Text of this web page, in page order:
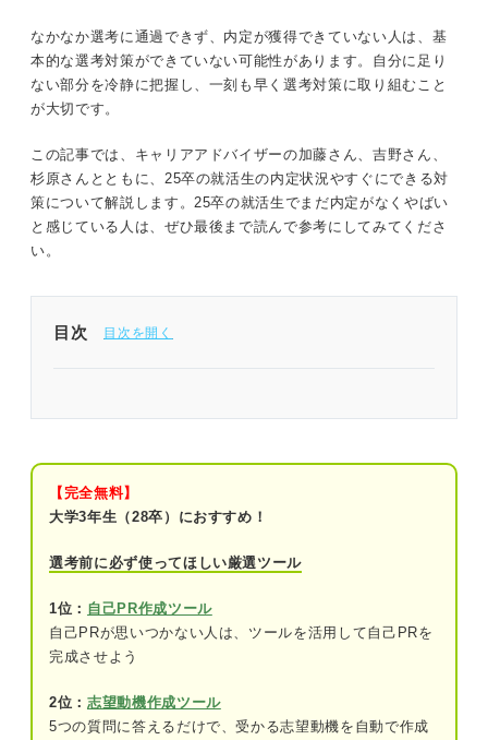
について知ろう
※AIの特性上、間違いが含まれている場合があります。記事本文
と併せてご確認ください。
なかなか選考に通過できず、内定が獲得できていない人は、基
本的な選考対策ができていない可能性があります。自分に足り
ない部分を冷静に把握し、一刻も早く選考対策に取り組むこと
が大切です。
この記事では、キャリアアドバイザーの加藤さん、吉野さん、
杉原さんとともに、25卒の就活生の内定状況やすぐにできる対
策について解説します。25卒の就活生でまだ内定がなくやばい
と感じている人は、ぜひ最後まで読んで参考にしてみてくださ
い。
目次
大学4年の2月に内定がない人はかなりやばい！ 25
卒就活生の就活内定状況を知ろう
10月時点の内定率
10月以降の動き
入社式まであと2カ月！ そもそもここからの就活は
厳しいのかプロが解説
今からでも間に合う！ 通年採用している企業につ
【完全無料】
大学3年生（28卒）におすすめ！
選考前に必ず使ってほしい厳選ツール
1位： 自己PR作成ツール
自己PRが思いつかない人は、ツールを活用して自己PRを
完成させよう
2位： 志望動機作成ツール
5つの質問に答えるだけで、受かる志望動機を自動で作成